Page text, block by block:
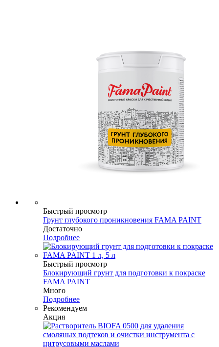
Быстрый просмотр
Грунт глубокого проникновения FAMA PAINT
Достаточно
Подробнее
Быстрый просмотр
Блокирующий грунт для подготовки к покраске
FAMA PAINT
Много
Подробнее
Рекомендуем
Акция